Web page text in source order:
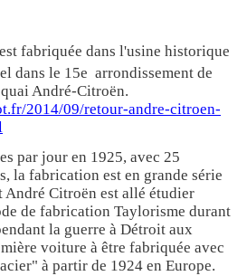
est fabriquée dans l'usine historique
dans le 15e arrondissement de
André-Citroën.
2014/09/retour-andre-citroen-
par jour en 1925, avec 25
la fabrication est en grande série
André Citroën est allé étudier
de fabrication Taylorisme durant
la guerre à Détroit aux
voiture à être fabriquée avec
à partir de 1924 en Europe.